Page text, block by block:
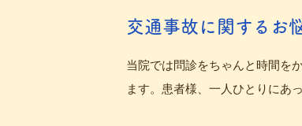
交通事故に関するお
当院では問診をちゃんと時間を
ます。患者様、一人ひとりにあ